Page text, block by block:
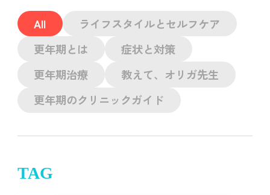
All
ライフスタイルとセルフケア
更年期とは
症状と対策
更年期治療
教えて、オリガ先生
更年期のクリニックガイド
TAG